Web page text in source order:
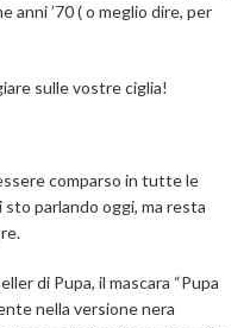
anni ’70 ( o meglio dire, per
sulle vostre ciglia!
comparso in tutte le
parlando oggi, ma resta
di Pupa, il mascara “Pupa
nella versione nera